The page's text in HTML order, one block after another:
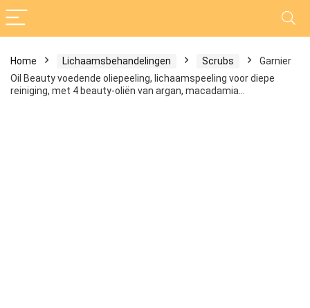
Home Lichaamsbehandelingen Scrubs
Garnier
Oil Beauty voedende oliepeeling, lichaamspeeling voor diepe
reiniging, met 4 beauty-oliën van argan, macadamia…